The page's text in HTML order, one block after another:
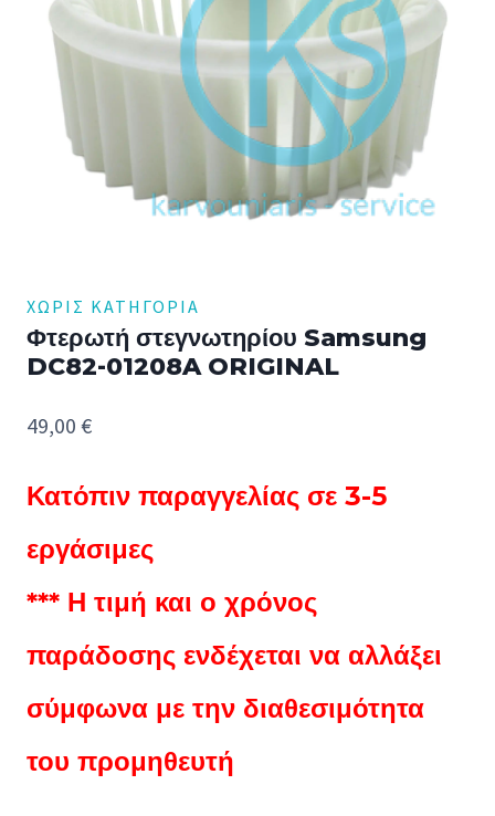
ΧΩΡΊΣ ΚΑΤΗΓΟΡΊΑ
Φτερωτή στεγνωτηρίου Samsung
DC82-01208A ORIGINAL
49,00 €
Κατόπιν παραγγελίας σε 3-5
εργάσιμες
*** Η τιμή και ο χρόνος
παράδοσης ενδέχεται να αλλάξει
σύμφωνα με την διαθεσιμότητα
του προμηθευτή